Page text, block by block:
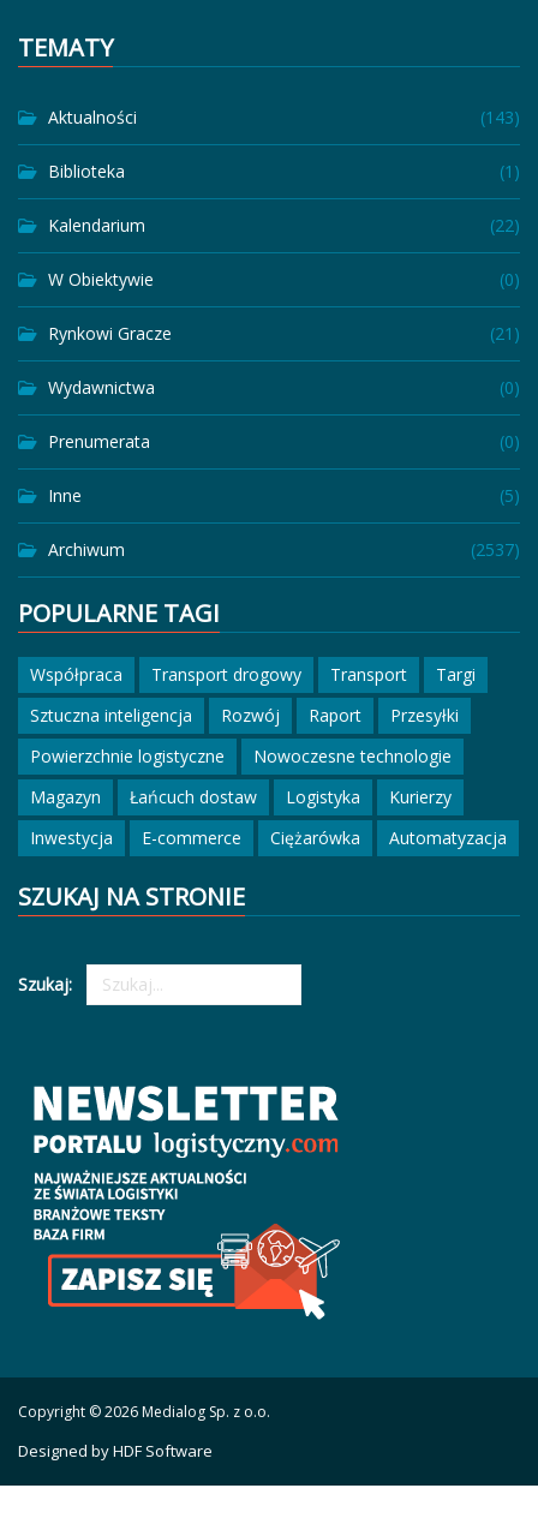
TEMATY
Aktualności (143)
Biblioteka (1)
Kalendarium (22)
W Obiektywie (0)
Rynkowi Gracze (21)
Wydawnictwa (0)
Prenumerata (0)
Inne (5)
Archiwum (2537)
POPULARNE TAGI
Współpraca Transport drogowy Transport
Targi
Sztuczna inteligencja
Rozwój Raport
Przesyłki
Powierzchnie logistyczne
Nowoczesne technologie
Magazyn
Łańcuch dostaw Logistyka
Kurierzy
Inwestycja
E-commerce Ciężarówka Automatyzacja
SZUKAJ NA STRONIE
Szukaj:
Copyright © 2026 Medialog Sp. z o.o.
Designed by HDF Software